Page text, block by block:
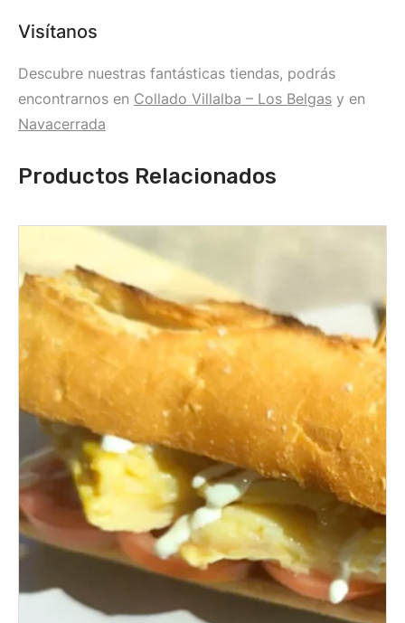
Visítanos
Descubre nuestras fantásticas tiendas, podrás
encontrarnos en Collado Villalba – Los Belgas y en
Navacerrada
Productos Relacionados